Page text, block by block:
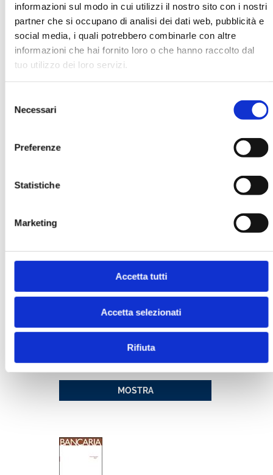
informazioni sul modo in cui utilizzi il nostro sito con i nostri
partner che si occupano di analisi dei dati web, pubblicità e
social media, i quali potrebbero combinarle con altre
informazioni che hai fornito loro o che hanno raccolto dal
tuo utilizzo dei loro servizi.
delNecessari
Preferenze
Statistiche
Marketing
Accetta tutti
Accetta selezionati
Rifiuta
MOSTRA
MOSTRA